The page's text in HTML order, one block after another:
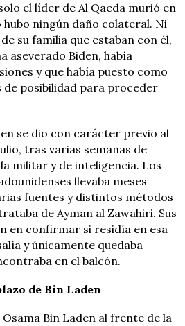
el líder de Al Qaeda murió en
hubo ningún daño colateral. Ni
su familia que estaban con él,
aseverado Biden, había
y que había puesto como
de posibilidad para proceder
se dio con carácter previo al
tras varias semanas de
militar y de inteligencia. Los
llevaba meses
fuentes y distintos métodos
de Ayman al Zawahiri. Sus
en confirmar si residía en esa
y únicamente quedaba
en el balcón.
de Bin Laden
Bin Laden al frente de la